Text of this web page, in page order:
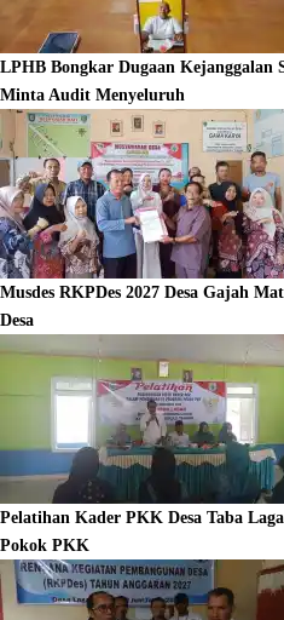
LPHB Bongkar Dugaan Kejanggalan
Minta Audit Menyeluruh
Musdes RKPDes 2027 Desa Gajah
Desa
Pelatihan Kader PKK Desa Taba
Pokok PKK